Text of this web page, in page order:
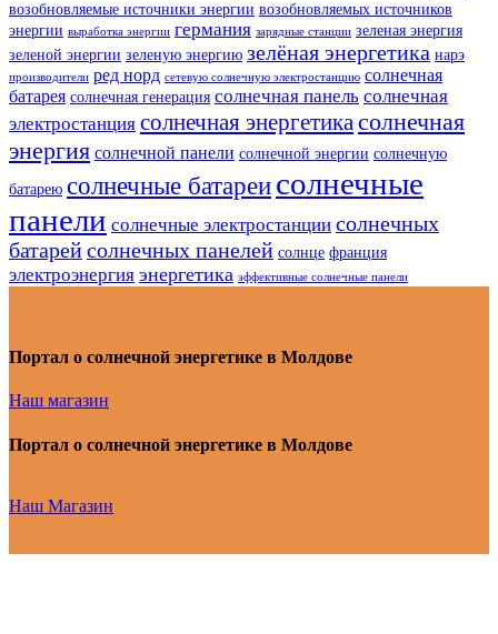
возобновляемые источники энергии возобновляемых источников
энергии выработка энергии германия зарядные станции зеленая энергия
зеленой энергии зеленую энергию зелёная энергетика нарэ
производители ред норд сетевую солнечную электростанцию солнечная
батарея солнечная генерация солнечная панель солнечная
электростанция солнечная энергетикасолнечная
энергия солнечной панели солнечной энергии солнечную
батарею солнечные батареисолнечные
панели солнечные электростанции солнечных
батарейсолнечных панелей солнце франция
электроэнергия энергетика эффективные солнечные панели
Портал о солнечной энергетике в Молдове
Наш магазин
Портал о солнечной энергетике в Молдове
Наш Магазин